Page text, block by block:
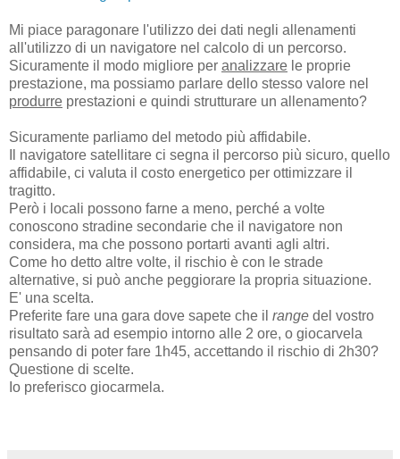
Mi piace paragonare l'utilizzo dei dati negli allenamenti
all'utilizzo di un navigatore nel calcolo di un percorso.
Sicuramente il modo migliore per analizzare le proprie
prestazione, ma possiamo parlare dello stesso valore nel
produrre prestazioni e quindi strutturare un allenamento?
Sicuramente parliamo del metodo più affidabile.
Il navigatore satellitare ci segna il percorso più sicuro, quello
affidabile, ci valuta il costo energetico per ottimizzare il
tragitto.
Però i locali possono farne a meno, perché a volte
conoscono stradine secondarie che il navigatore non
considera, ma che possono portarti avanti agli altri.
Come ho detto altre volte, il rischio è con le strade
alternative, si può anche peggiorare la propria situazione.
E' una scelta.
Preferite fare una gara dove sapete che il range del vostro
risultato sarà ad esempio intorno alle 2 ore, o giocarvela
pensando di poter fare 1h45, accettando il rischio di 2h30?
Questione di scelte.
Io preferisco giocarmela.